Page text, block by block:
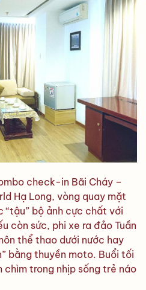
check-in Bãi Cháy –
Hạ Long, vòng quay mặt
bộ ảnh cực chất với
còn sức, phi xe ra đảo Tuần
thể thao dưới nước hay
bằng thuyền moto. Buổi tối
trong nhịp sống trẻ náo